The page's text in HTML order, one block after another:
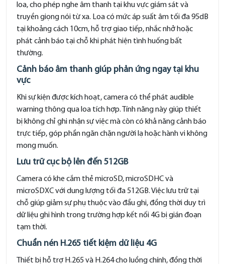
loa, cho phép nghe âm thanh tại khu vực giám sát và
truyền giọng nói từ xa. Loa có mức áp suất âm tối đa 95dB
tại khoảng cách 10cm, hỗ trợ giao tiếp, nhắc nhở hoặc
phát cảnh báo tại chỗ khi phát hiện tình huống bất
thường.
Cảnh báo âm thanh giúp phản ứng ngay tại khu
vực
Khi sự kiện được kích hoạt, camera có thể phát audible
warning thông qua loa tích hợp. Tính năng này giúp thiết
bị không chỉ ghi nhận sự việc mà còn có khả năng cảnh báo
trực tiếp, góp phần ngăn chặn người lạ hoặc hành vi không
mong muốn.
Lưu trữ cục bộ lên đến 512GB
Camera có khe cắm thẻ microSD, microSDHC và
microSDXC với dung lượng tối đa 512GB. Việc lưu trữ tại
chỗ giúp giảm sự phụ thuộc vào đầu ghi, đồng thời duy trì
dữ liệu ghi hình trong trường hợp kết nối 4G bị gián đoạn
tạm thời.
Chuẩn nén H.265 tiết kiệm dữ liệu 4G
Thiết bị hỗ trợ H.265 và H.264 cho luồng chính, đồng thời